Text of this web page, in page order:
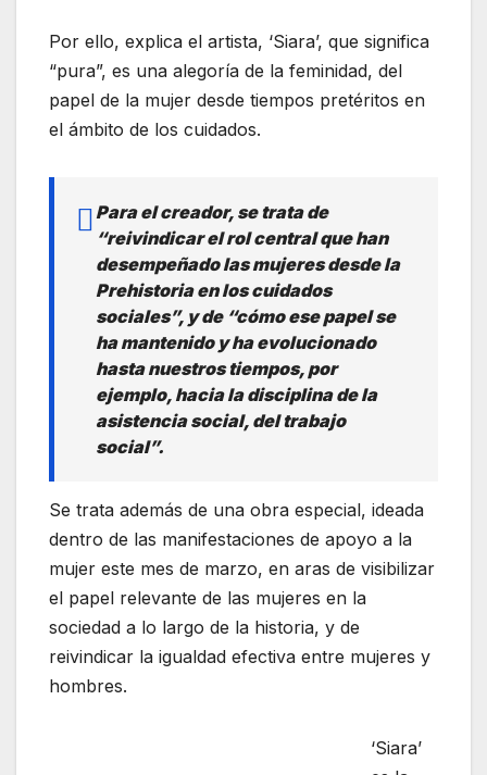
Por ello, explica el artista, ‘Siara’, que significa
“pura”, es una alegoría de la feminidad, del
papel de la mujer desde tiempos pretéritos en
el ámbito de los cuidados.
Para el creador, se trata de
“reivindicar el rol central que han
desempeñado las mujeres desde la
Prehistoria en los cuidados
sociales”, y de “cómo ese papel se
ha mantenido y ha evolucionado
hasta nuestros tiempos, por
ejemplo, hacia la disciplina de la
asistencia social, del trabajo
social”.
Se trata además de una obra especial, ideada
dentro de las manifestaciones de apoyo a la
mujer este mes de marzo, en aras de visibilizar
el papel relevante de las mujeres en la
sociedad a lo largo de la historia, y de
reivindicar la igualdad efectiva entre mujeres y
hombres.
‘Siara’